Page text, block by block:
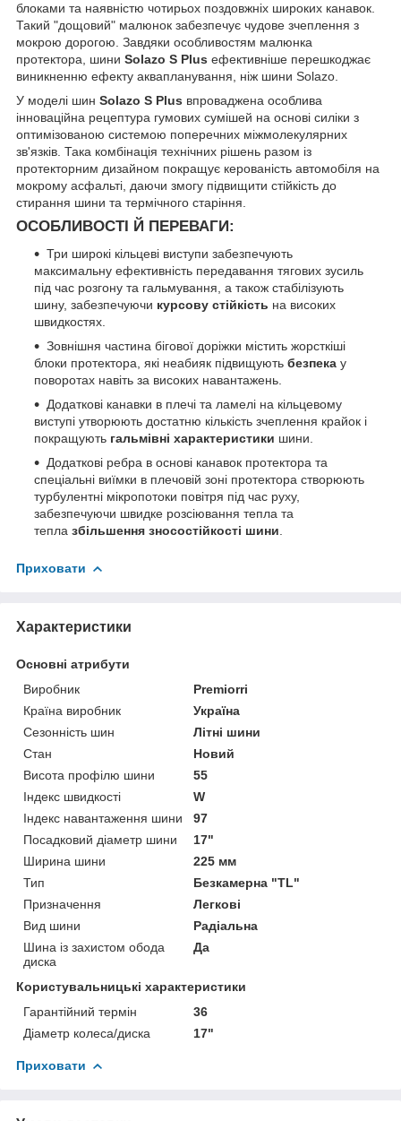
блоками та наявністю чотирьох поздовжніх широких канавок.
Такий "дощовий" малюнок забезпечує чудове зчеплення з
мокрою дорогою. Завдяки особливостям малюнка
протектора, шини Solazo S Plus ефективніше перешкоджає
виникненню ефекту аквапланування, ніж шини Solazo.
У моделі шин Solazo S Plus впроваджена особлива
інноваційна рецептура гумових сумішей на основі силіки з
оптимізованою системою поперечних міжмолекулярних
зв'язків. Така комбінація технічних рішень разом із
протекторним дизайном покращує керованість автомобіля на
мокрому асфальті, даючи змогу підвищити стійкість до
стирання шини та термічного старіння.
ОСОБЛИВОСТІ Й ПЕРЕВАГИ:
Три широкі кільцеві виступи забезпечують
максимальну ефективність передавання тягових зусиль
під час розгону та гальмування, а також стабілізують
шину, забезпечуючи курсову стійкість на високих
швидкостях.
Зовнішня частина бігової доріжки містить жорсткіші
блоки протектора, які неабияк підвищують безпека у
поворотах навіть за високих навантажень.
Додаткові канавки в плечі та ламелі на кільцевому
виступі утворюють достатню кількість зчеплення крайок і
покращують гальмівні характеристики шини.
Додаткові ребра в основі канавок протектора та
спеціальні виїмки в плечовій зоні протектора створюють
турбулентні мікропотоки повітря під час руху,
забезпечуючи швидке розсіювання тепла та
тепла збільшення зносостійкості шини
Приховати
Характеристики
Основні атрибути
Виробник
Premiorri
Країна виробник
Україна
Сезонність шин
Літні шини
Стан
Новий
Висота профілю шини
55
Індекс швидкості
W
Індекс навантаження шини
97
Посадковий діаметр шини
17"
Ширина шини
225 мм
Тип
Безкамерна "TL"
Призначення
Легкові
Вид шини
Радіальна
Шина із захистом обода
диска
Да
Користувальницькі характеристики
Гарантійний термін
36
Діаметр колеса/диска
17"
Приховати